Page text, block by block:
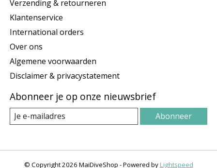
Verzending & retourneren
Klantenservice
International orders
Over ons
Algemene voorwaarden
Disclaimer & privacystatement
Abonneer je op onze nieuwsbrief
Abonneer
© Copyright 2026 MaiDiveShop - Powered byLightspeed